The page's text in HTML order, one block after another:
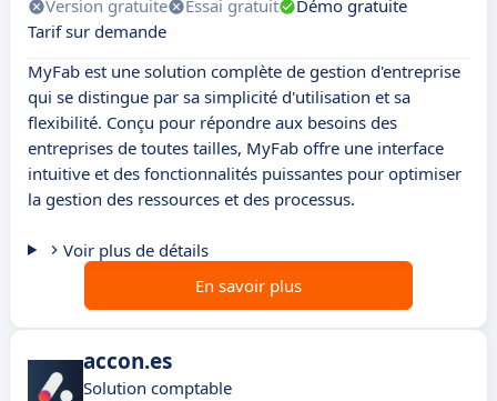
Version gratuite Essai gratuit
Démo gratuite
Tarif sur demande
MyFab est une solution complète de gestion d'entreprise
qui se distingue par sa simplicité d'utilisation et sa
flexibilité. Conçu pour répondre aux besoins des
entreprises de toutes tailles, MyFab offre une interface
intuitive et des fonctionnalités puissantes pour optimiser
la gestion des ressources et des processus.
Voir plus de détails
En savoir plus
accon.es
Solution comptable